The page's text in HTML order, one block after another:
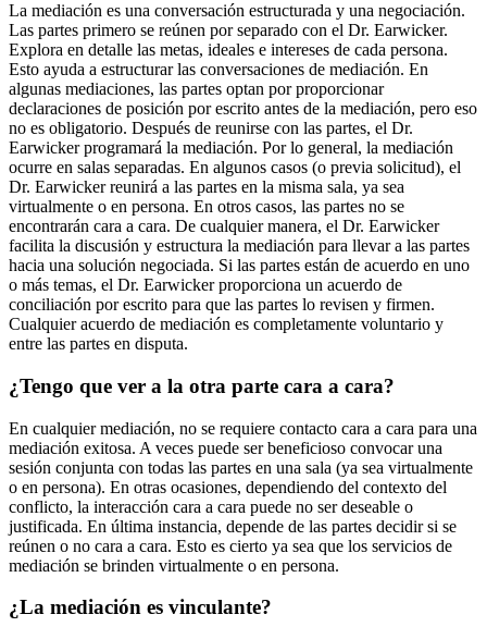
La mediación es una conversación estructurada y una negociación.
Las partes primero se reúnen por separado con el Dr. Earwicker.
Explora en detalle las metas, ideales e intereses de cada persona.
Esto ayuda a estructurar las conversaciones de mediación. En
algunas mediaciones, las partes optan por proporcionar
declaraciones de posición por escrito antes de la mediación, pero eso
no es obligatorio. Después de reunirse con las partes, el Dr.
Earwicker programará la mediación. Por lo general, la mediación
ocurre en salas separadas. En algunos casos (o previa solicitud), el
Dr. Earwicker reunirá a las partes en la misma sala, ya sea
virtualmente o en persona. En otros casos, las partes no se
encontrarán cara a cara. De cualquier manera, el Dr. Earwicker
facilita la discusión y estructura la mediación para llevar a las partes
hacia una solución negociada. Si las partes están de acuerdo en uno
o más temas, el Dr. Earwicker proporciona un acuerdo de
conciliación por escrito para que las partes lo revisen y firmen.
Cualquier acuerdo de mediación es completamente voluntario y
entre las partes en disputa.
¿Tengo que ver a la otra parte cara a cara?
En cualquier mediación, no se requiere contacto cara a cara para una
mediación exitosa. A veces puede ser beneficioso convocar una
sesión conjunta con todas las partes en una sala (ya sea virtualmente
o en persona). En otras ocasiones, dependiendo del contexto del
conflicto, la interacción cara a cara puede no ser deseable o
justificada. En última instancia, depende de las partes decidir si se
reúnen o no cara a cara. Esto es cierto ya sea que los servicios de
mediación se brinden virtualmente o en persona.
¿La mediación es vinculante?